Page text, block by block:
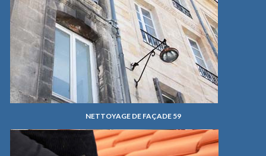
NETTOYAGE DE FAÇADE 59